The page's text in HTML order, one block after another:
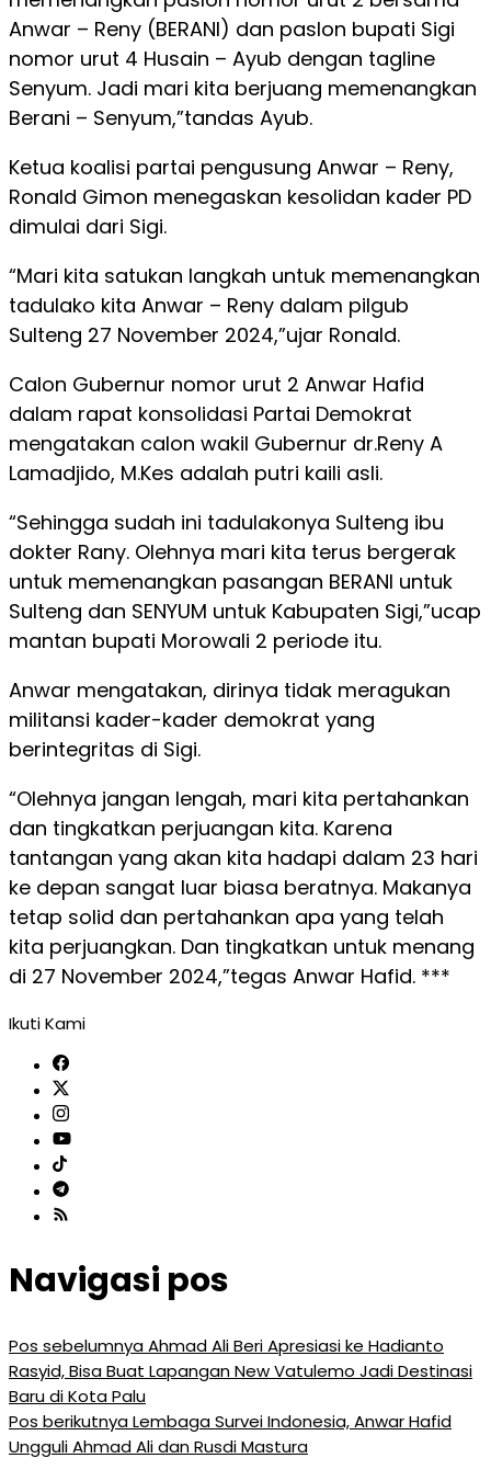
Anwar – Reny (BERANI) dan paslon bupati Sigi
nomor urut 4 Husain – Ayub dengan tagline
Senyum. Jadi mari kita berjuang memenangkan
Berani – Senyum,”tandas Ayub.
Ketua koalisi partai pengusung Anwar – Reny,
Ronald Gimon menegaskan kesolidan kader PD
dimulai dari Sigi.
“Mari kita satukan langkah untuk memenangkan
tadulako kita Anwar – Reny dalam pilgub
Sulteng 27 November 2024,”ujar Ronald.
Calon Gubernur nomor urut 2 Anwar Hafid
dalam rapat konsolidasi Partai Demokrat
mengatakan calon wakil Gubernur dr.Reny A
Lamadjido, M.Kes adalah putri kaili asli.
“Sehingga sudah ini tadulakonya Sulteng ibu
dokter Rany. Olehnya mari kita terus bergerak
untuk memenangkan pasangan BERANI untuk
Sulteng dan SENYUM untuk Kabupaten Sigi,”ucap
mantan bupati Morowali 2 periode itu.
Anwar mengatakan, dirinya tidak meragukan
militansi kader-kader demokrat yang
berintegritas di Sigi.
“Olehnya jangan lengah, mari kita pertahankan
dan tingkatkan perjuangan kita. Karena
tantangan yang akan kita hadapi dalam 23 hari
ke depan sangat luar biasa beratnya. Makanya
tetap solid dan pertahankan apa yang telah
kita perjuangkan. Dan tingkatkan untuk menang
di 27 November 2024,”tegas Anwar Hafid. ***
Ikuti Kami
Navigasi pos
Pos sebelumnyaAhmad Ali Beri Apresiasi ke Hadianto
Rasyid, Bisa Buat Lapangan New Vatulemo Jadi Destinasi
Baru di Kota Palu
Pos berikutnyaLembaga Survei Indonesia, Anwar Hafid
Ungguli Ahmad Ali dan Rusdi Mastura